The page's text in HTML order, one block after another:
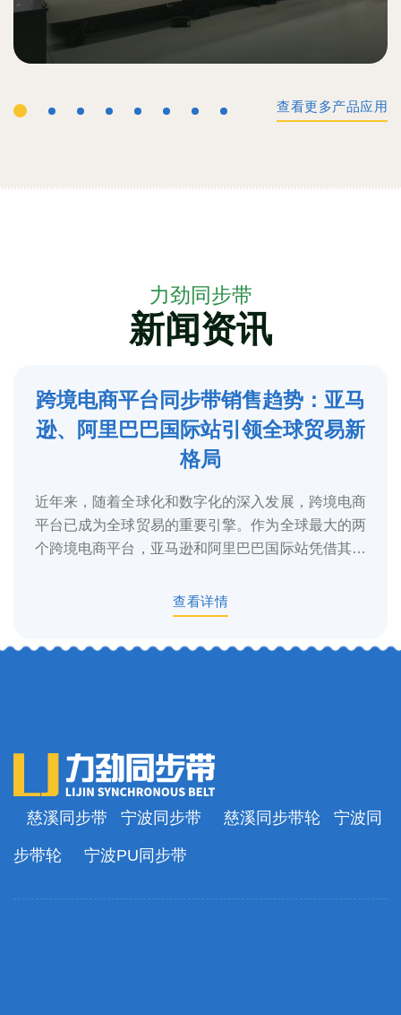
查看更多产品应用
力劲同步带
新闻资讯
5
2025-3
跨境电商平台同步带销售趋势：亚马
逊、阿里巴巴国际站引领全球贸易新
格局
近年来，随着全球化和数字化的深入发展，跨境电商
平台已成为全球贸易的重要引擎。作为全球最大的两
个跨境电商平台，亚马逊和阿里巴巴国际站凭借其庞
查看详情
慈溪同步带 宁波同步带 慈溪同步带轮 宁波同
步带轮 宁波PU同步带